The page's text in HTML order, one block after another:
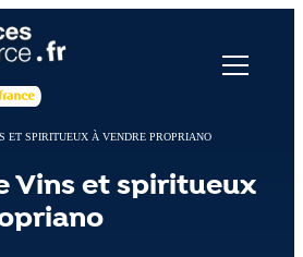
ET SPIRITUEUX À VENDRE PROPRIANO
Vins et spiritueux
cookies